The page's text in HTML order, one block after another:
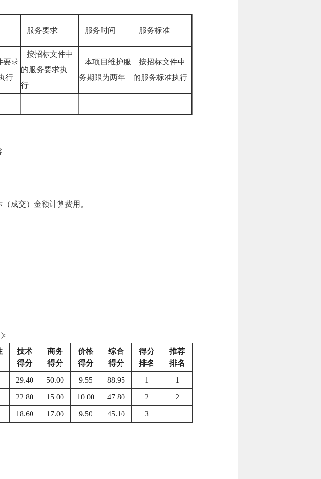
服务要求 服务时间 服务标准
要求
行
按招标文件中
的服务要求执
行
本项目维护服
务期限为两年
按招标文件中
的服务标准执行
成交）金额计算费用。
技术
得分
商务
得分
价格
得分
综合
得分
得分
排名
推荐
排名
29.40 50.00 9.55 88.95 1 1
22.80 15.00 10.00 47.80 2 2
18.60 17.00 9.50 45.10 3 -